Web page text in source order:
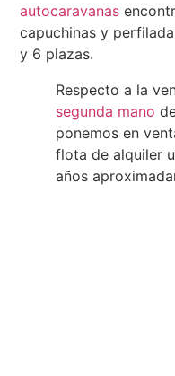
autocaravanas
capuchinas y
y 6 plazas.
Respecto a la
segunda mano
ponemos en
flota de alquiler
años